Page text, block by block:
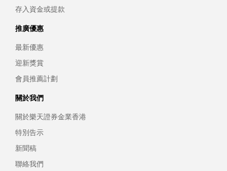
存入資金或提款
推廣優惠
最新優惠
迎新獎賞
會員推薦計劃
關於我們
關於樂天證券金業香港
特別告示
新聞稿
聯絡我們